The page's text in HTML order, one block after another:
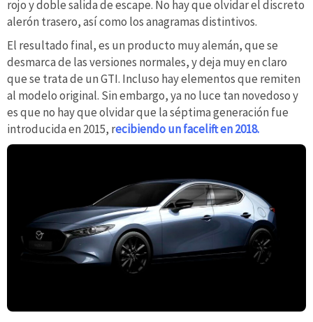
rojo y doble salida de escape. No hay que olvidar el discreto
alerón trasero, así como los anagramas distintivos.
El resultado final, es un producto muy alemán, que se
desmarca de las versiones normales, y deja muy en claro
que se trata de un GTI. Incluso hay elementos que remiten
al modelo original. Sin embargo, ya no luce tan novedoso y
es que no hay que olvidar que la séptima generación fue
introducida en 2015, recibiendo un facelift en 2018.